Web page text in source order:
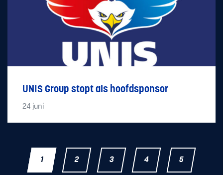
UNIS Group stopt als hoofdsponsor
24 juni
1 2 3 4 5